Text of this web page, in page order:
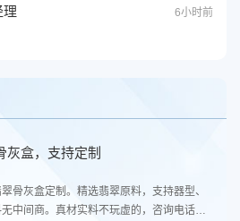
6小时前
理
灰盒，支持定制
骨灰盒定制。精选翡翠原料，支持器型、
中间商。真材实料不玩虚的，咨询电话